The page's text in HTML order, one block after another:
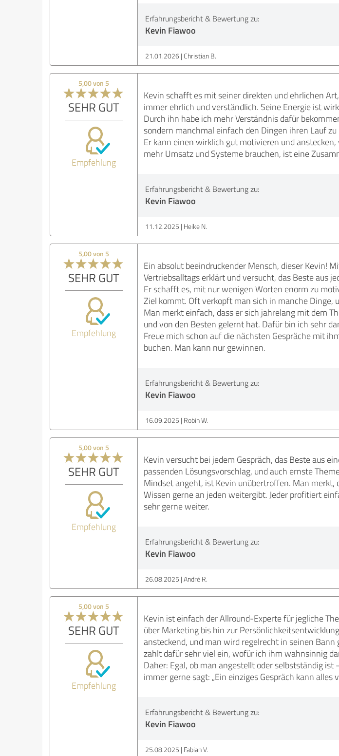
Erfahrungsbericht & Bewertung zu:
Kevin Fiawoo
21.01.2026 Christian B.
5,00 von 5
SEHR GUT
Empfehlung
Kevin schafft es mit seiner direkten und ehrlichen
immer ehrlich und verständlich. Seine Energie ist
Durch ihn habe ich mehr Verständnis dafür
sondern manchmal einfach den Dingen ihren Lauf zu
Er kann einen wirklich gut motivieren und
mehr Umsatz und Systeme brauchen, ist eine
Erfahrungsbericht & Bewertung zu:
Kevin Fiawoo
11.12.2025 Heike N.
5,00 von 5
SEHR GUT
Empfehlung
Ein absolut beeindruckender Mensch, dieser Kevin!
Vertriebsalltags erklärt und versucht, das Beste aus
Er schafft es, mit nur wenigen Worten enorm zu
Ziel kommt. Oft verkopft man sich in manche Dinge,
Man merkt einfach, dass er sich jahrelang mit dem
und von den Besten gelernt hat. Dafür bin ich sehr
Freue mich schon auf die nächsten Gespräche mit
buchen. Man kann nur gewinnen.
Erfahrungsbericht & Bewertung zu:
Kevin Fiawoo
16.09.2025 Robin W.
5,00 von 5
SEHR GUT
Empfehlung
Kevin versucht bei jedem Gespräch, das Beste aus
passenden Lösungsvorschlag, und auch ernste
Mindset angeht, ist Kevin unübertroffen. Man merkt,
Wissen gerne an jeden weitergibt. Jeder profitiert
sehr gerne weiter.
Erfahrungsbericht & Bewertung zu:
Kevin Fiawoo
26.08.2025 André R.
5,00 von 5
SEHR GUT
Empfehlung
Kevin ist einfach der Allround-Experte für jegliche
über Marketing bis hin zur
ansteckend, und man wird regelrecht in seinen
zahlt dafür sehr viel ein, wofür ich ihm wahnsinnig
Daher: Egal, ob man angestellt oder selbstständig
immer gerne sagt: „Ein einziges Gespräch kann alles
Erfahrungsbericht & Bewertung zu:
Kevin Fiawoo
25.08.2025 Fabian V.